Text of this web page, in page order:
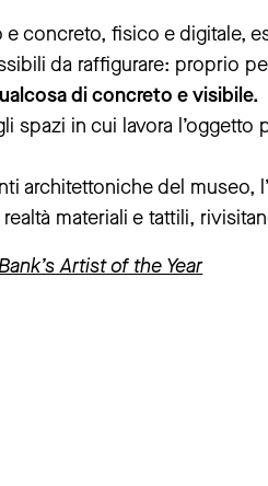
e concreto, fisico e
da raffigurare: proprio
di concreto e visibile.
spazi in cui lavora
architettoniche del museo,
materiali e tattili,
Artist of the Year